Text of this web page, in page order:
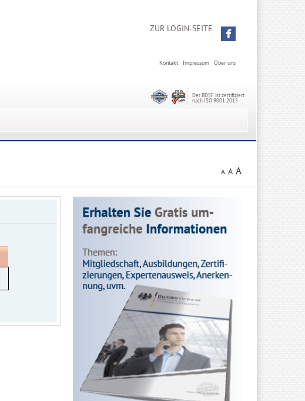
ZUR LOGIN-SEITE
Über uns
Impressum
Kontakt
Der BDSF ist zertifiziert
nach ISO 9001:2015
A A A